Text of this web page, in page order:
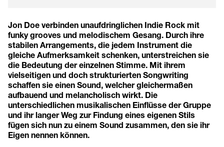
Jon Doe verbinden unaufdringlichen Indie Rock mit
funky grooves und melodischem Gesang. Durch ihre
stabilen Arrangements, die jedem Instrument die
gleiche Aufmerksamkeit schenken, unterstreichen sie
die Bedeutung der einzelnen Stimme. Mit ihrem
vielseitigen und doch strukturierten Songwriting
schaffen sie einen Sound, welcher gleichermaßen
aufbauend und melancholisch wirkt. Die
unterschiedlichen musikalischen Einflüsse der Gruppe
und ihr langer Weg zur Findung eines eigenen Stils
fügen sich nun zu einem Sound zusammen, den sie ihr
Eigen nennen können.